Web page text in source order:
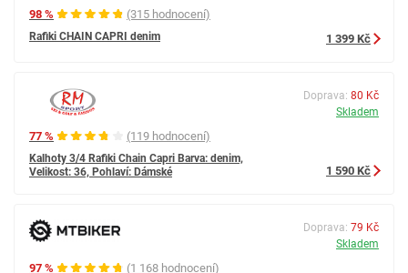
98 % (315 hodnocení)
Rafiki CHAIN CAPRI denim 1 399 Kč
77 % (119 hodnocení)
Kalhoty 3/4 Rafiki Chain Capri Barva: denim,
Velikost: 36, Pohlaví: Dámské
Doprava: 80 Kč
Skladem
1 590 Kč
97 % (1 168 hodnocení)
Doprava: 79 Kč
Skladem